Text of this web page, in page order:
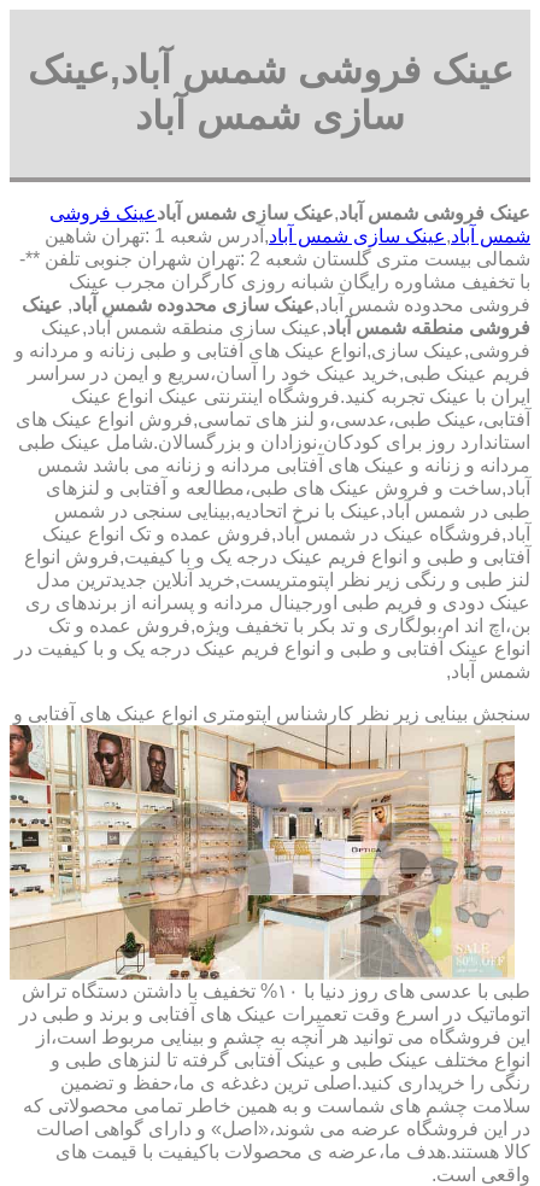
عینک فروشی شمس آباد,عینک
سازی شمس آباد
عینک فروشی شمس آباد,عینک سازی شمس آبادعینک فروشی
شمس آباد,عینک سازی شمس آباد
,آدرس شعبه 1 :تهران شاهین
شمالی بیست متری گلستان شعبه 2 :تهران شهران جنوبی تلفن **-
با تخفیف مشاوره رایگان شبانه روزی کارگران مجرب عینک
فروشی محدوده شمس آباد,عینک سازی محدوده شمس آباد, عینک
فروشی منطقه شمس آباد,عینک سازی منطقه شمس آباد,عینک
فروشی,عینک سازی,انواع عینک های آفتابی و طبی زنانه و مردانه و
فریم عینک طبی,خرید عینک خود را آسان،سریع و ایمن در سراسر
ایران با عینک تجربه کنید.فروشگاه اینترنتی عینک انواع عینک
آفتابی،عینک طبی،عدسی،و لنز های تماسی,فروش انواع عینک های
استاندارد روز برای کودکان،نوزادان و بزرگسالان.شامل عینک طبی
مردانه و زنانه و عینک های آفتابی مردانه و زنانه می باشد شمس
آباد,ساخت و فروش عینک های طبی،مطالعه و آفتابی و لنزهای
طبی در شمس آباد,عینک با نرخ اتحادیه,بینایی سنجی در شمس
آباد,فروشگاه عینک در شمس آباد,فروش عمده و تک انواع عینک
آفتابی و طبی و انواع فریم عینک درجه یک و با کیفیت,فروش انواع
لنز طبی و رنگی زیر نظر اپتومتریست,خرید آنلاین جدیدترین مدل
عینک دودی و فریم طبی اورجینال مردانه و پسرانه از برندهای ری
بن،اچ اند ام،بولگاری و تد بکر با تخفیف ویژه,فروش عمده و تک
انواع عینک آفتابی و طبی و انواع فریم عینک درجه یک و با کیفیت در
شمس آباد,
سنجش بینایی زیر نظر کارشناس اپتومتری انواع عینک های آفتابی و
طبی با عدسی های روز دنیا با ۱۰% تخفیف با داشتن دستگاه تراش
اتوماتیک در اسرع وقت تعمیرات عینک های آفتابی و برند و طبی در
این فروشگاه می توانید هر آنچه به چشم و بینایی مربوط است،از
انواع مختلف عینک طبی و عینک آفتابی گرفته تا لنزهای طبی و
رنگی را خریداری کنید.اصلی ترین دغدغه ی ما،حفظ و تضمین
سلامت چشم های شماست و به همین خاطر تمامی محصولاتی که
در این فروشگاه عرضه می شوند،«اصل» و دارای گواهی اصالت
کالا هستند.هدف ما،عرضه ی محصولات باکیفیت با قیمت های
واقعی است.